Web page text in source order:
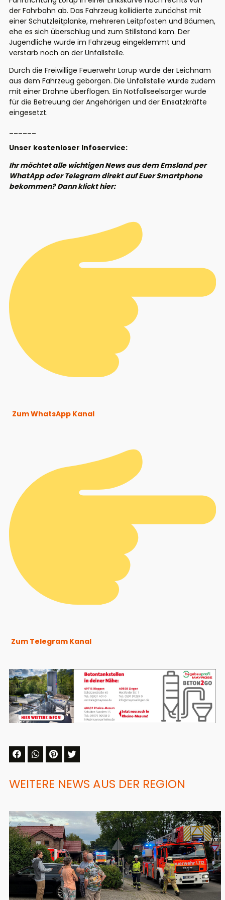
der Fahrbahn ab. Das Fahrzeug kollidierte zunächst mit
einer Schutzleitplanke, mehreren Leitpfosten und Bäumen,
ehe es sich überschlug und zum Stillstand kam. Der
Jugendliche wurde im Fahrzeug eingeklemmt und
verstarb noch an der Unfallstelle.
Durch die Freiwillige Feuerwehr Lorup wurde der Leichnam
aus dem Fahrzeug geborgen. Die Unfallstelle wurde zudem
mit einer Drohne überflogen. Ein Notfallseelsorger wurde
für die Betreuung der Angehörigen und der Einsatzkräfte
eingesetzt.
Unser kostenloser Infoservice:
Ihr möchtet alle wichtigen News aus dem Emsland per
WhatApp oder Telegram direkt auf Euer Smartphone
bekommen? Dann klickt hier:
Zum WhatsApp Kanal
Zum Telegram Kanal
WEITERE NEWS AUS DER REGION